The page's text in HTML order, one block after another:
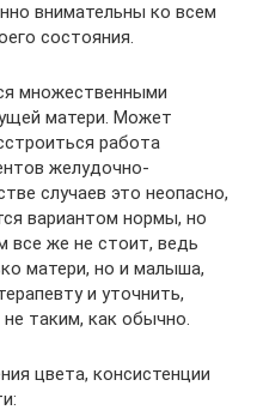
внимательны ко всем
состояния.
множественными
матери. Может
работа
желудочно-
случаев это неопасно,
вариантом нормы, но
все же не стоит, ведь
матери, но и малыша,
и уточнить,
таким, как обычно.
цвета, консистенции